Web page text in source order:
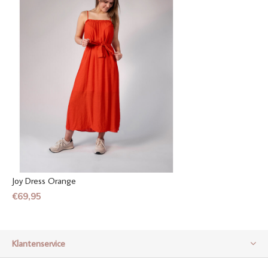
Joy Dress Orange
€69,95
Klantenservice